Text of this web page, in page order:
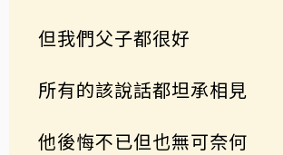
但我們父子都很好
所有的該說話都坦承相見
他後悔不已但也無可奈何